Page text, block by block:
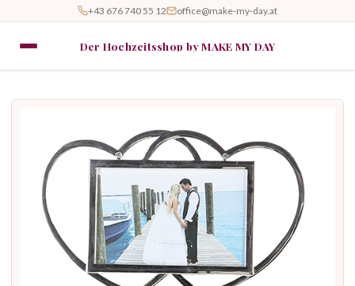
+43 676 740 55 12 office@make-my-day.at
Der Hochzeitsshop by MAKE MY DAY